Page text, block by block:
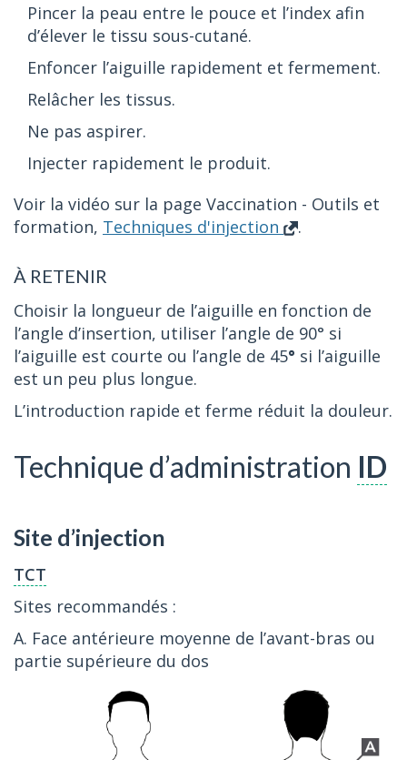
Pincer la peau entre le pouce et l’index afin
d’élever le tissu sous-cutané.
Enfoncer l’aiguille rapidement et fermement.
Relâcher les tissus.
Ne pas aspirer.
Injecter rapidement le produit.
Voir la vidéo sur la page Vaccination - Outils et
formation, Techniques d'injection .
À RETENIR
Choisir la longueur de l’aiguille en fonction de
l’angle d’insertion, utiliser l’angle de 90° si
l’aiguille est courte ou l’angle de 45° si l’aiguille
est un peu plus longue.
L’introduction rapide et ferme réduit la douleur.
Technique d’administration ID
Site d’injection
TCT
Sites recommandés :
A. Face antérieure moyenne de l’avant-bras ou
partie supérieure du dos